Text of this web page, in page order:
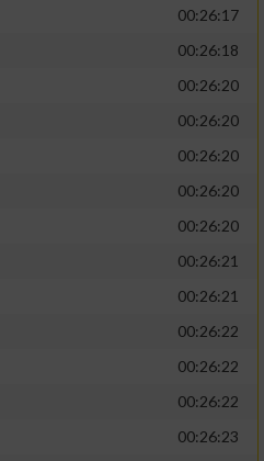
00:26:17
00:26:18
00:26:20
00:26:20
00:26:20
00:26:20
00:26:20
00:26:21
00:26:21
00:26:22
00:26:22
00:26:22
00:26:23